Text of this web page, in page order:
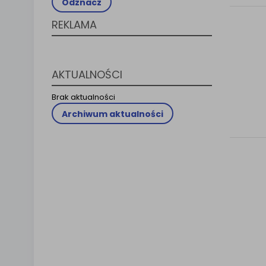
Odznacz
REKLAMA
AKTUALNOŚCI
Brak aktualności
Archiwum aktualności
Lista